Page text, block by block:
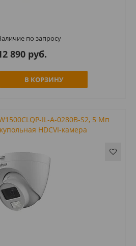
по запросу
890 руб.
В КОРЗИНУ
IL-A-0280B-S2, 5 Mп
HDCVI-камера